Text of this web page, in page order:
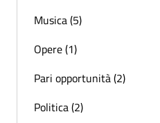
Musica (5)
Opere (1)
Pari opportunità (2)
Politica (2)